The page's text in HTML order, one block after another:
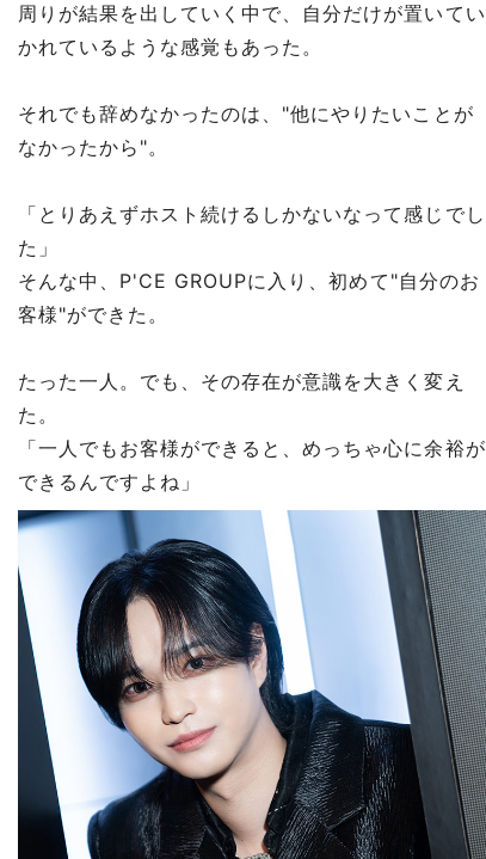
周りが結果を出していく中で、自分だけが置いてい
かれているような感覚もあった。
それでも辞めなかったのは、"他にやりたいことが
なかったから"。
「とりあえずホスト続けるしかないなって感じでし
た」
そんな中、P'CE GROUPに入り、初めて"自分のお
客様"ができた。
たった一人。でも、その存在が意識を大きく変え
た。
「一人でもお客様ができると、めっちゃ心に余裕が
できるんですよね」